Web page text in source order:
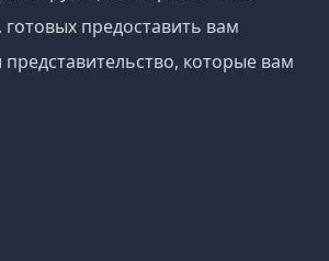
готовых предоставить вам
которые вам